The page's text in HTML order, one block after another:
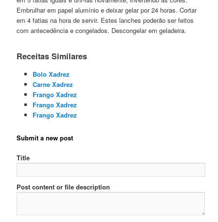
Embrulhar em papel alumínio e deixar gelar por 24 horas. Cortar
em 4 fatias na hora de servir. Estes lanches poderão ser feitos
com antecedência e congelados. Descongelar em geladeira.
Receitas Similares
Bolo Xadrez
Carne Xadrez
Frango Xadrez
Frango Xadrez
Frango Xadrez
Submit a new post
Title
Post content or file description